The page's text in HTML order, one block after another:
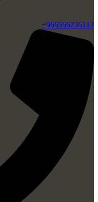
966566236112+